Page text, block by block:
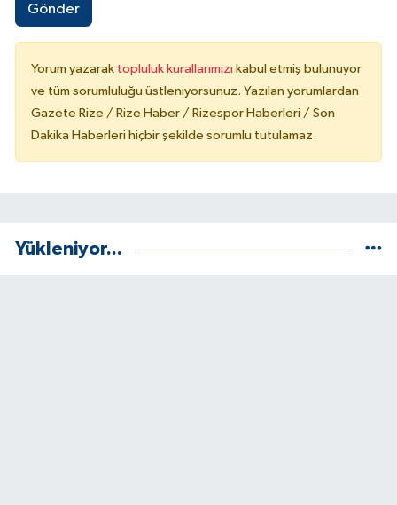
Gönder
Yorum yazarak topluluk kurallarımızı kabul etmiş bulunuyor
ve tüm sorumluluğu üstleniyorsunuz. Yazılan yorumlardan
Gazete Rize / Rize Haber / Rizespor Haberleri / Son
Dakika Haberleri hiçbir şekilde sorumlu tutulamaz.
Yükleniyor...